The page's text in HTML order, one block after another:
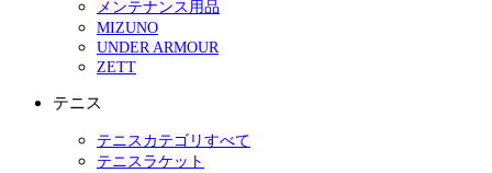
メンテナンス用品
MIZUNO
UNDER ARMOUR
ZETT
テニス
テニスカテゴリすべて
テニスラケット